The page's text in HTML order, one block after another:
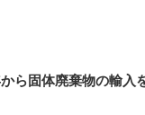
ら固体廃棄物の輸入